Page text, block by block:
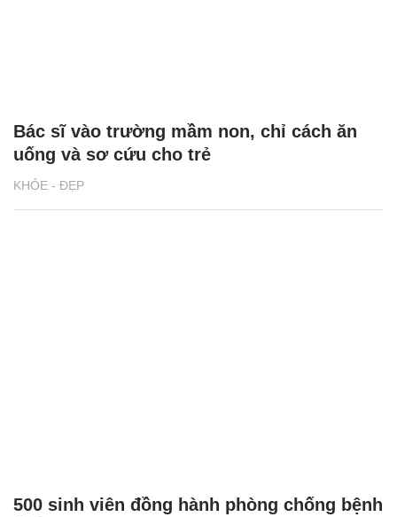
KHỎE - ĐẸP
Bác sĩ vào trường mầm non, chỉ cách ăn
uống và sơ cứu cho trẻ
500 sinh viên đồng hành phòng chống bệnh